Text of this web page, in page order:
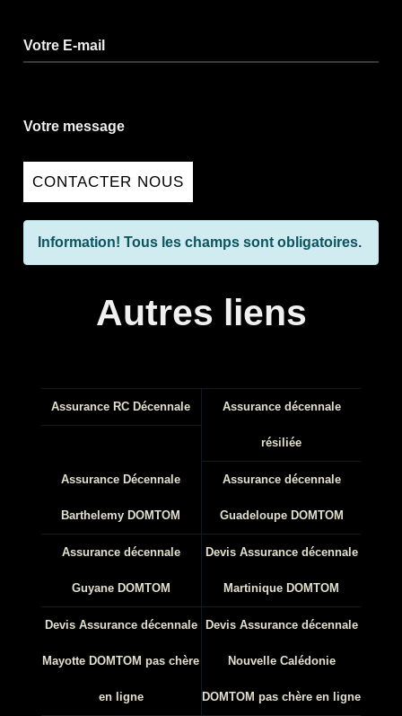
Votre E-mail
Votre message
CONTACTER NOUS
Information! Tous les champs sont obligatoires.
Autres liens
Assurance RC Décennale Assurance décennale
résiliée
Assurance Décennale
Barthelemy DOMTOM
Assurance décennale
Guadeloupe DOMTOM
Assurance décennale
Guyane DOMTOM
Devis Assurance décennale
Martinique DOMTOM
Devis Assurance décennale
Mayotte DOMTOM pas chère
en ligne
Devis Assurance décennale
Nouvelle Calédonie
DOMTOM pas chère en ligne